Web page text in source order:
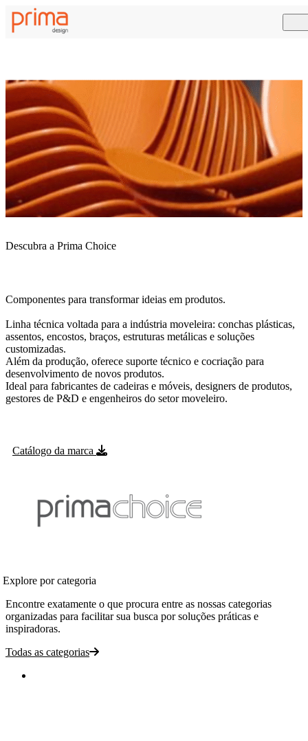
Descubra a Prima Choice
Componentes para transformar ideias em produtos.
Linha técnica voltada para a indústria moveleira: conchas plásticas,
assentos, encostos, braços, estruturas metálicas e soluções
customizadas.
Além da produção, oferece suporte técnico e cocriação para
desenvolvimento de novos produtos.
Ideal para fabricantes de cadeiras e móveis, designers de produtos,
gestores de P&D e engenheiros do setor moveleiro.
Catálogo da marca
Explore por categoria
Encontre exatamente o que procura entre as nossas categorias
organizadas para facilitar sua busca por soluções práticas e
inspiradoras.
Todas as categorias